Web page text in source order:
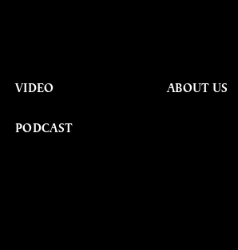
VIDEO
PODCAST
ABOUT US